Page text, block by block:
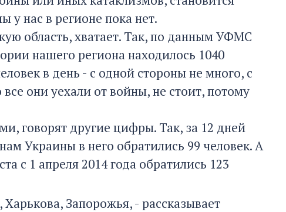
у нас в регионе пока нет.
область, хватает. Так, по данным УФМС
нашего региона находилось 1040
в день - с одной стороны не много, с
они уехали от войны, не стоит, потому
говорят другие цифры. Так, за 12 дней
Украины в него обратились 99 человек. А
с 1 апреля 2014 года обратились 123
Запорожья, - рассказывает